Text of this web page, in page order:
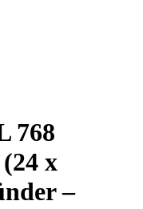
768
x
–